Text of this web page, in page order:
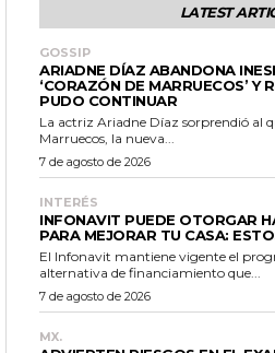
LATEST
GOSSIP
ARIADNE DÍAZ ABANDONA
‘CORAZÓN DE MARRUECOS’ Y
PUDO CONTINUAR
La actriz Ariadne Díaz sorprendió al
Marruecos, la nueva...
7 de agosto de 2026
INTERÉS
INFONAVIT PUEDE OTORGAR
PARA MEJORAR TU CASA:
El Infonavit mantiene vigente el
alternativa de financiamiento que...
7 de agosto de 2026
MX.